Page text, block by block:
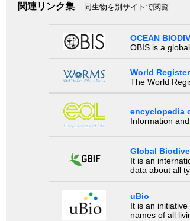
関連リンク集 同生物を別サイトで閲覧
OCEAN
OBIS is a
World
The World
encyclopedia
Information
Global
It is an
data about all
uBio
It is an
names of all